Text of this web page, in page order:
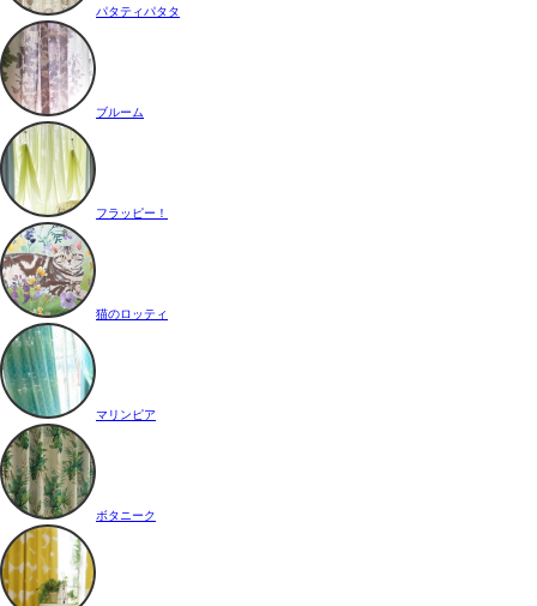
パタティパタタ
ブルーム
フラッピー！
猫のロッティ
マリンピア
ボタニーク